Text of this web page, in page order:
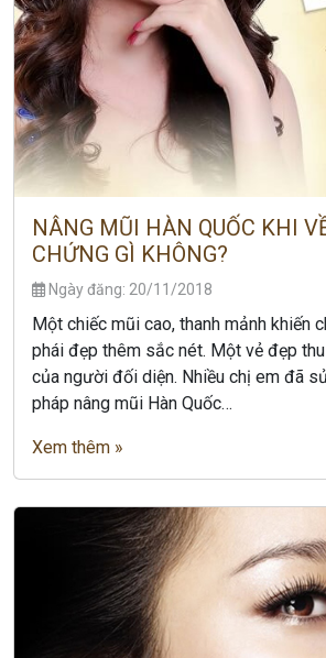
NÂNG MŨI HÀN QUỐC KHI
CHỨNG GÌ KHÔNG?
Ngày đăng: 20/11/2018
Một chiếc mũi cao, thanh mảnh khiến
phái đẹp thêm sắc nét. Một vẻ đẹp
của người đối diện. Nhiều chị em đã
pháp nâng mũi Hàn Quốc…
Xem thêm »